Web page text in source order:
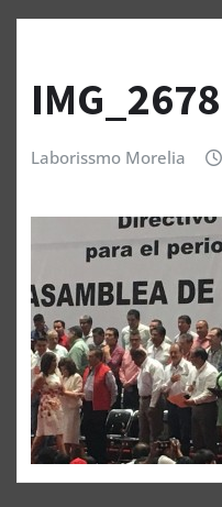
IMG_2678
Laborissmo Morelia